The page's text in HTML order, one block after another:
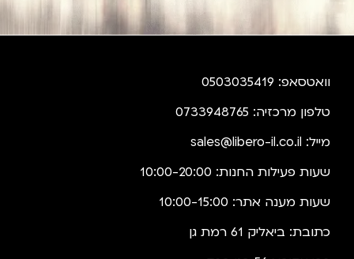
וואטסאפ: 0503035419
טלפון מרכזיה: 0733948765
מייל: sales@libero-il.co.il
שעות פעילות החנות: 10:00-20:00
שעות מענה אתר: 10:00-15:00
כתובת: ביאליק 61 רמת גן